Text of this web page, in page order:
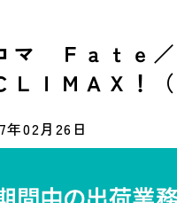
マ Ｆａｔｅ
ＩＭＡＸ！（
年02月26日